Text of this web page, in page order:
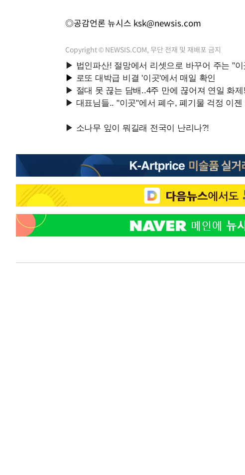
◎공감언론 뉴시스 ksk@newsis.com
Copyright © NEWSIS.COM, 무단 전재 및 재배포 금지